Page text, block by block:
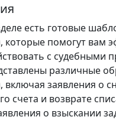
есть готовые
которые помогут вам
с судебными
различные
включая заявления о
счета и возврате
о взыскании